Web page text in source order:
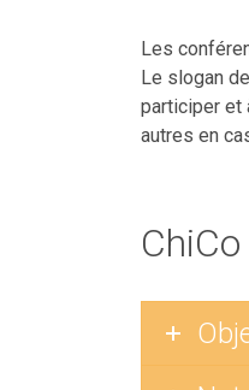
Les
Le slogan
participer et
autres en